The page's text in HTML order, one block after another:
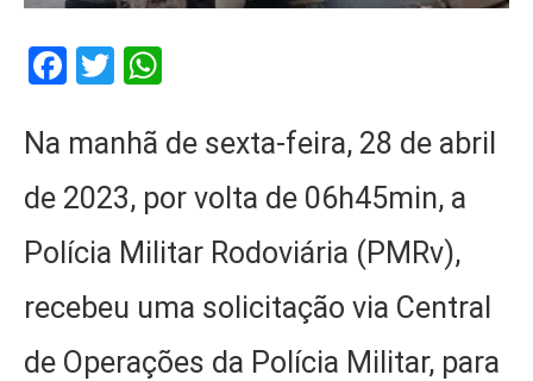
Facebook
Twitter
Na manhã de sexta-feira, 28 de abril
de 2023, por volta de 06h45min, a
Polícia Militar Rodoviária (PMRv),
recebeu uma solicitação via Central
de Operações da Polícia Militar, para